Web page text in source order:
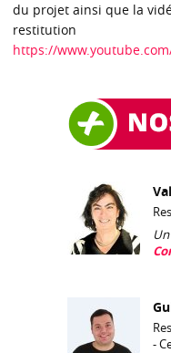
du projet ainsi que la
restitution
https://
-